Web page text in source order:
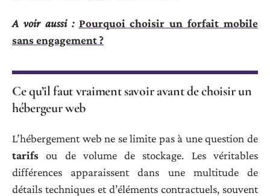
A voir aussi : Pourquoi choisir un forfait mobile
sans engagement ?
Ce qu’il faut vraiment savoir avant de choisir un
hébergeur web
L’hébergement web ne se limite pas à une question de
tarifs ou de volume de stockage. Les véritables
différences apparaissent dans une multitude de
détails techniques et d’éléments contractuels, souvent